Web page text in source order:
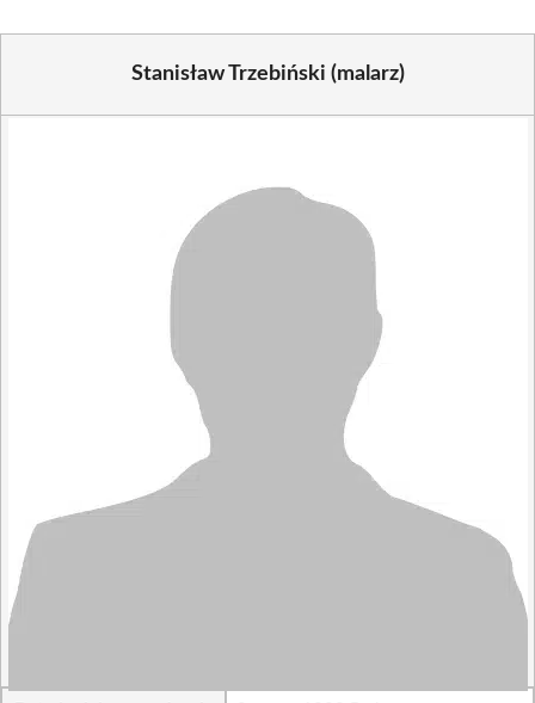
Stanisław Trzebiński (malarz)